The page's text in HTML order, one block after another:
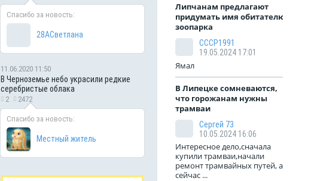
Спасибо за новость:
28АСветлана
11.06.2020 11:50
В Черноземье небо украсили редкие
серебристые облака
2 2472
Спасибо за новость:
Местный житель
Липчанам предлагают
придумать имя обитателю
зоопарка
СССР1991
19.05.2024 17:01
Ямал
В Липецке сомневаются,
что горожанам нужны
трамваи
Сергей 73
10.05.2024 16:06
Интересное дело,сначала
купили трамваи,начали
ремонт трамвайных путей, а
сейчас ...